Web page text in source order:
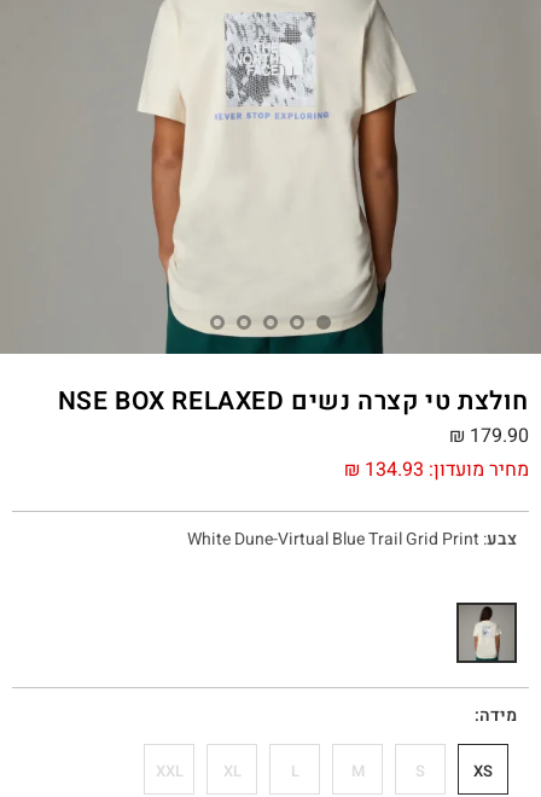
חולצת טי קצרה נשים NSE BOX RELAXED
מחיר מועדון: ₪ 134.93
₪ 179.90
צבע:
White Dune-Virtual Blue Trail Grid Print
מידה
XS
S
M
L
XL
XXL